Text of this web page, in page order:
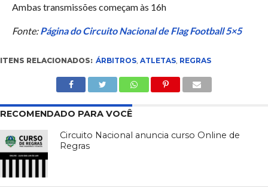
Ambas transmissões começam às 16h
Fonte: Página do Circuito Nacional de Flag Football 5×5
ITENS RELACIONADOS: ÁRBITROS ATLETAS REGRAS
RECOMENDADO PARA VOCÊ
Circuito Nacional anuncia curso Online de
Regras